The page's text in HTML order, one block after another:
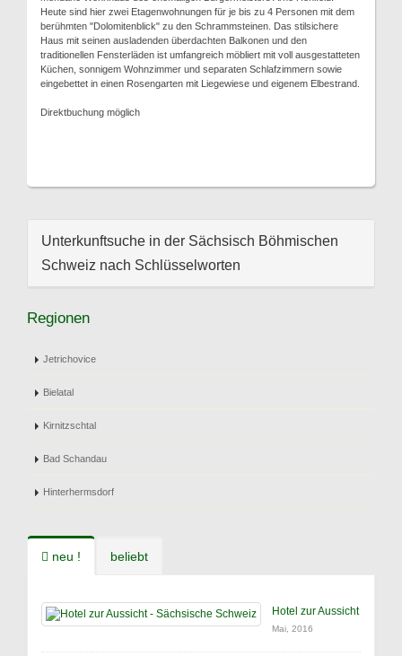
Heute sind hier zwei Etagenwohnungen für je bis zu 4 Personen mit dem
berühmten "Dolomitenblick" zu den Schrammsteinen. Das stilsichere
Haus mit seinen ausladenden überdachten Balkonen und den
traditionellen Fensterläden ist umfangreich möbliert mit voll ausgestatteten
Küchen, sonnigem Wohnzimmer und separaten Schlafzimmern sowie
eingebettet in einen Rosengarten mit Liegewiese und eigenem Elbestrand.
Direktbuchung möglich
Unterkunftsuche in der Sächsisch Böhmischen
Schweiz nach Schlüsselworten
Regionen
Jetrichovice
Bielatal
Kirnitzschtal
Bad Schandau
Hinterhermsdorf
neu ! beliebt
Hotel zur Aussicht
Mai, 2016